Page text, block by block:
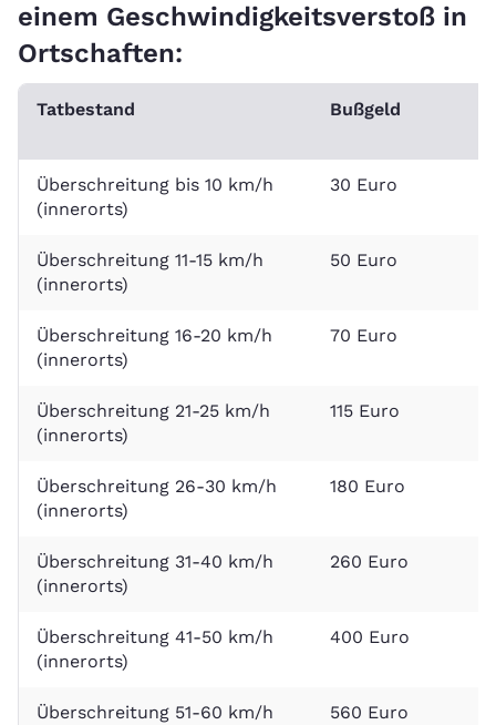
einem Geschwindigkeitsverstoß in
Ortschaften:
Tatbestand Bußgeld
Überschreitung bis 10 km/h
(innerorts)
30 Euro
Überschreitung 11-15 km/h
(innerorts)
50 Euro
Überschreitung 16-20 km/h
(innerorts)
70 Euro
Überschreitung 21-25 km/h
(innerorts)
115 Euro
Überschreitung 26-30 km/h
(innerorts)
180 Euro
Überschreitung 31-40 km/h
(innerorts)
260 Euro
Überschreitung 41-50 km/h
(innerorts)
400 Euro
Überschreitung 51-60 km/h
560 Euro